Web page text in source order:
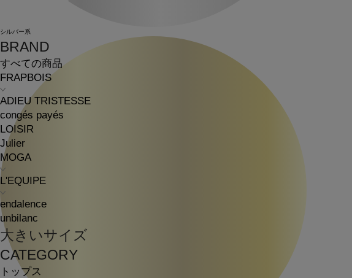
BRAND
すべての商品
FRAPBOIS
ADIEU TRISTESSE
congés payés
LOISIR
Julier
MOGA
L'EQUIPE
endalence
unbilanc
大きいサイズ
CATEGORY
トップス
シルバー系